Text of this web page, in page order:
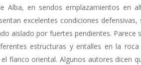
Alba, en sendos emplazamientos en
excelentes condiciones
aislado por fuertes pendientes. Parece
estructuras y entalles en la
flanco oriental. Algunos autores dicen